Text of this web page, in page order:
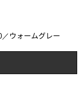
ウォームグレー